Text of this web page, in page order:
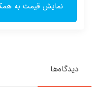
نمایش قیمت به
دیدگاه‌ها